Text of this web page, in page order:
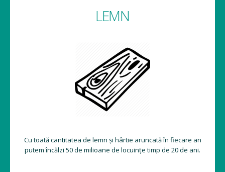
LEMN
Cu toată cantitatea de lemn și hârtie aruncată în fiecare an
putem încălzi 50 de milioane de locuințe timp de 20 de ani.